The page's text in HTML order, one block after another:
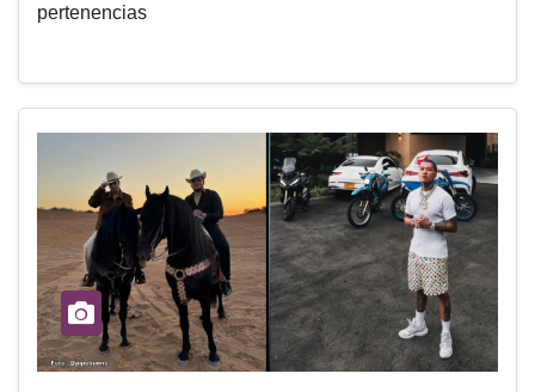
pertenencias